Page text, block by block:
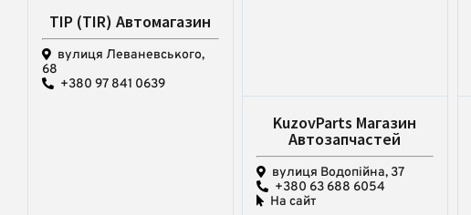
ТІР (TIR) Автомагазин
вулиця Леваневського,
68
+380 97 841 0639
KuzovParts Магазин
Автозапчастей
вулиця Водопійна, 37
+380 63 688 6054
На сайт